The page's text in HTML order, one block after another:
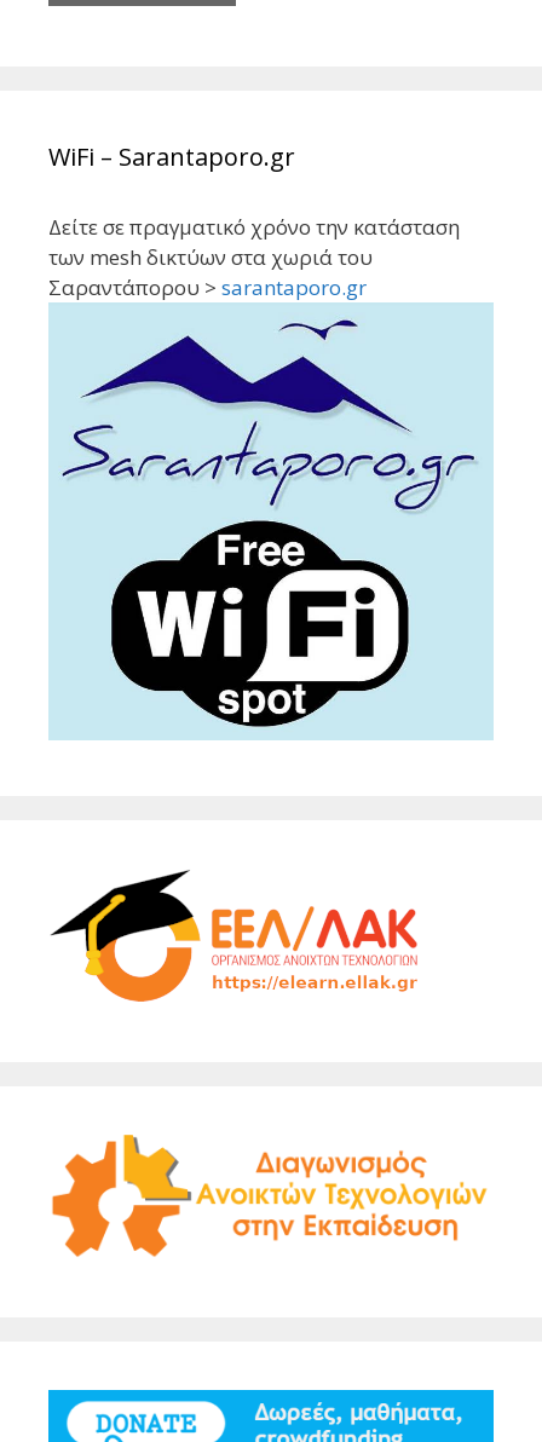
WiFi – Sarantaporo.gr
Δείτε σε πραγματικό χρόνο την κατάσταση
των mesh δικτύων στα χωριά του
Σαραντάπορου > sarantaporo.gr